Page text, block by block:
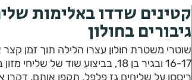
קטינים שדדו באלימות
גיבורים בחולון
16-17 ובגיר בן 18, בביצוע שוד של
ריססו על שליחים גז פלפל, תקפו אותם,